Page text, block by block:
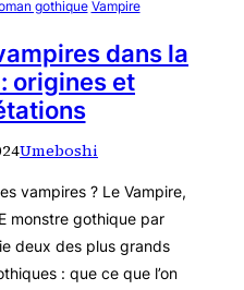
gothique Vampire
dans la
origines et
Umeboshi
vampires ? Le Vampire,
monstre gothique par
deux des plus grands
: que ce que l’on